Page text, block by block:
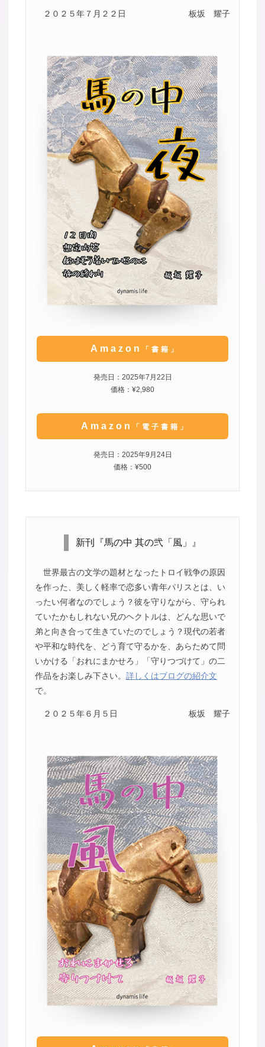
２０２５年７月２２日 板坂 耀子
Amazon 「書籍」
発売日：2025年7月22日
価格：¥2,980
Amazon 「電子書籍」
発売日：2025年9月24日
価格：¥500
新刊『馬の中 其の弐「風」』
世界最古の文学の題材となったトロイ戦争の原因
を作った、美しく軽率で恋多い青年パリスとは、い
ったい何者なのでしょう？彼を守りながら、守られ
ていたかもしれない兄のヘクトルは、どんな思いで
弟と向き合って生きていたのでしょう？現代の若者
や平和な時代を、どう育て守るかを、あらためて問
いかける「おれにまかせろ」「守りつづけて」の二
作品をお楽しみ下さい。 詳しくはブログの紹介文
で。
２０２５年６月５日 板坂 耀子